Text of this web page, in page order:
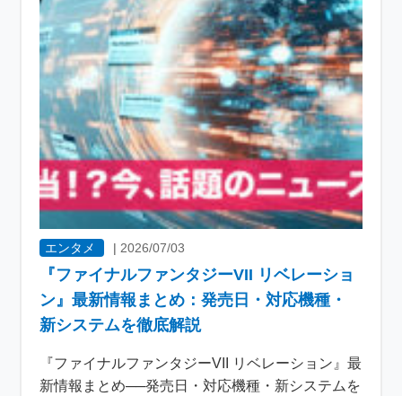
エンタメ | 2026/07/03
『ファイナルファンタジーVII リベレーショ
ン』最新情報まとめ：発売日・対応機種・
新システムを徹底解説
『ファイナルファンタジーVII リベレーション』最
新情報まとめ──発売日・対応機種・新システムを